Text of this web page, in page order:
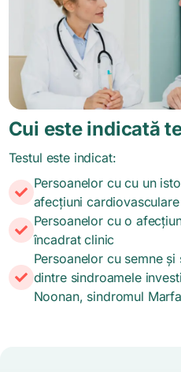
Cui este indicată
Testul este indicat:
Persoanelor cu cu un
afecțiuni cardiovasculare
Persoanelor cu o
încadrat clinic
Persoanelor cu semne
dintre sindroamele
Noonan, sindromul